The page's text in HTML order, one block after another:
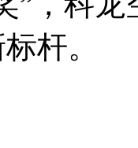
杆。